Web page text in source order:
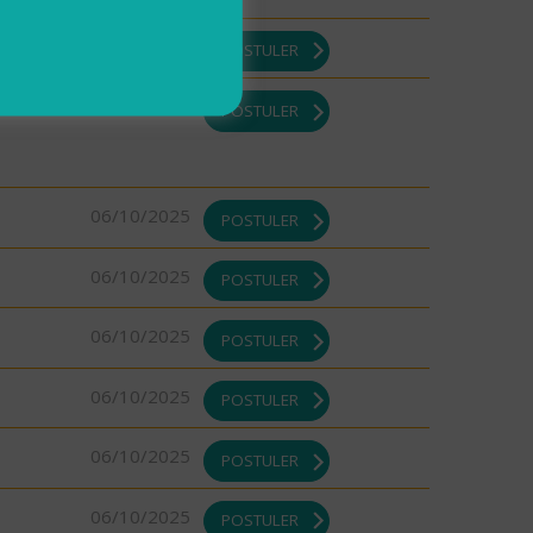
POSTULER
POSTULER
06/10/2025 POSTULER
06/10/2025 POSTULER
06/10/2025 POSTULER
06/10/2025 POSTULER
06/10/2025 POSTULER
06/10/2025 POSTULER